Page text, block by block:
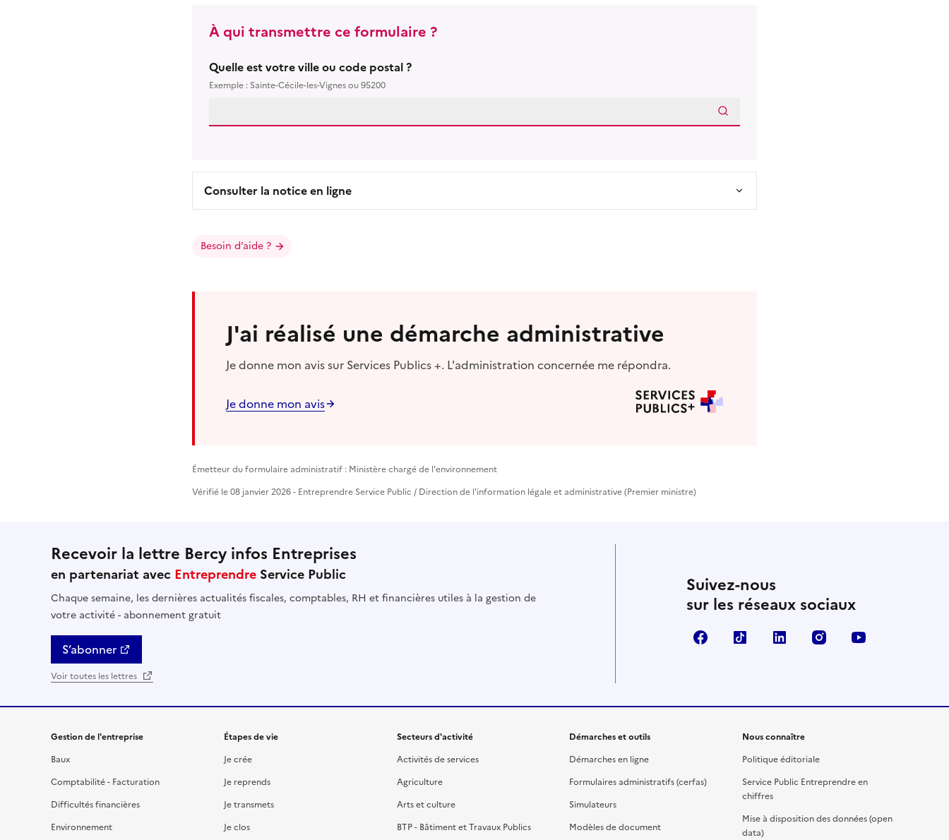
À qui transmettre ce formulaire ?
Quelle est votre ville ou code postal ?
Exemple : Sainte-Cécile-les-Vignes ou 95200
Consulter la notice en ligne
Besoin d’aide ?
J'ai réalisé une démarche administrative
Je donne mon avis sur Services Publics +. L'administration concernée me répondra.
Je donne mon avis
Émetteur du formulaire administratif : Ministère chargé de l'environnement
Vérifié le 08 janvier 2026 - Entreprendre Service Public / Direction de l'information légale et administrative (Premier ministre)
Recevoir la lettre Bercy infos Entreprises
en partenariat avec Entreprendre Service Public
Chaque semaine, les dernières actualités fiscales, comptables, RH et financières utiles à la gestion de
votre activité - abonnement gratuit
S’abonner
Voir toutes les lettres
Suivez-nous
sur les réseaux sociaux
FacebookTikTok Linkedin Instagram
Gestion de l'entreprise
Baux
Comptabilité - Facturation
Difficultés financières
Environnement
Étapes de vie
Je crée
Je reprends
Je transmets
Je clos
Secteurs d'activité
Activités de services
Agriculture
Arts et culture
BTP - Bâtiment et Travaux Publics
Démarches et outils
Démarches en ligne
Formulaires administratifs (cerfas)
Simulateurs
Modèles de document
Nous connaître
Politique éditoriale
Service Public Entreprendre en
chiffres
Mise à disposition des données (open
data)